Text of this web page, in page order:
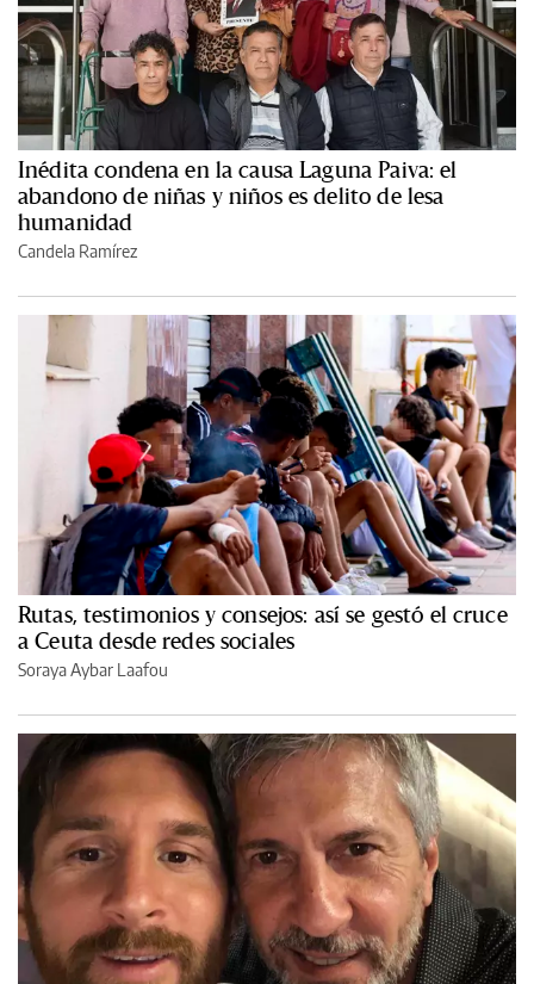
Inédita condena en la causa Laguna Paiva: el
abandono de niñas y niños es delito de lesa
humanidad
Candela Ramírez
Rutas, testimonios y consejos: así se gestó el cruce
a Ceuta desde redes sociales
Soraya Aybar Laafou